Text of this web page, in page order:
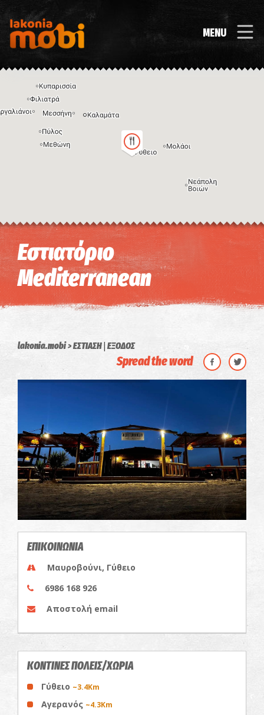
MENU
Η εικόνα ενδέχεται να υπόκειται σε πνευματικά δικαιώματα Όροι
Εστιατόριο
Mediterranean
lakonia.mobi ΕΣΤΙΑΣΗ| ΕΞΟΔΟΣ
Spread the word
ΕΠΙΚΟΙΝΩΝΙΑ
Μαυροβούνι, Γύθειο
6986 168 926
Αποστολή email
ΚΟΝΤΙΝΕΣ ΠΟΛΕΙΣ/ΧΩΡΙΑ
Γύθειο ~3.4Km
Αγερανός ~4.3Km